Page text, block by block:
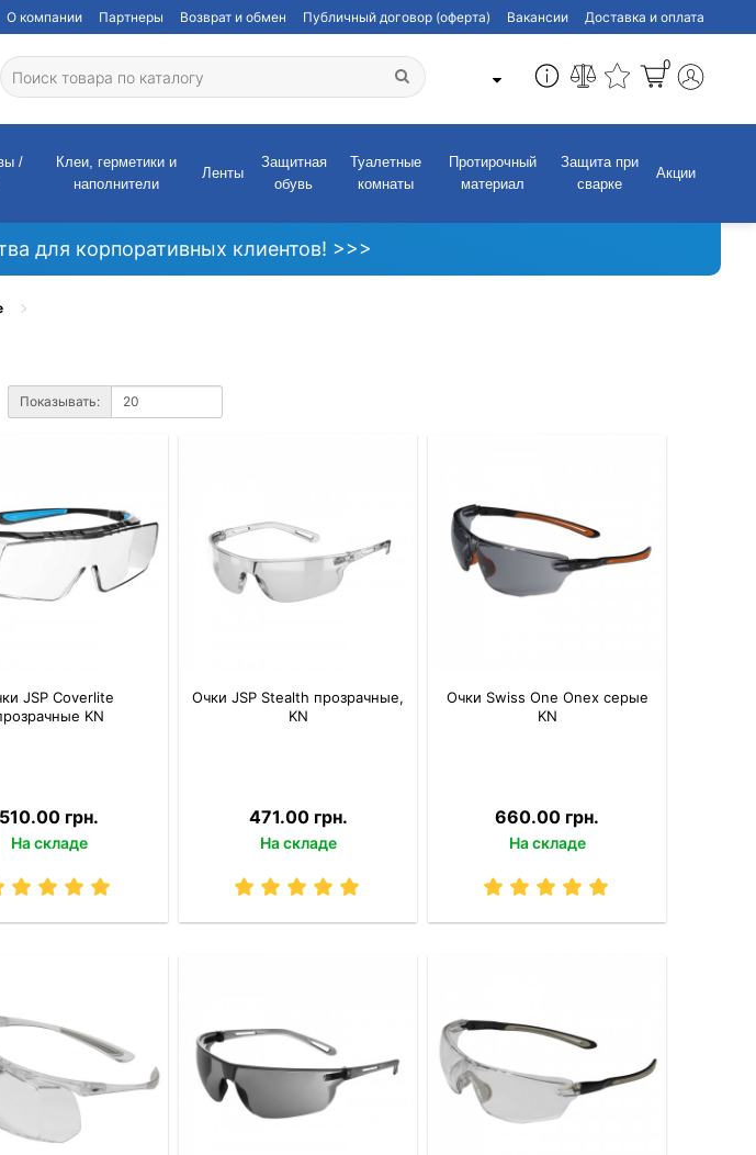
О компании Партнеры Возврат и обмен Публичный договор (оферта) Вакансии Доставка и оплата
0
/
Клеи, герметики и
наполнители
Ленты
Защитная
обувь
Туалетные
комнаты
Протирочный
материал
Защита при
сварке
Акции
для корпоративных клиентов! >>>
Показывать:
JSP Coverlite
KN
510.00 грн.
На складе
Очки JSP Stealth прозрачные,
KN
471.00 грн.
На складе
Очки Swiss One Onex серые
KN
660.00 грн.
На складе